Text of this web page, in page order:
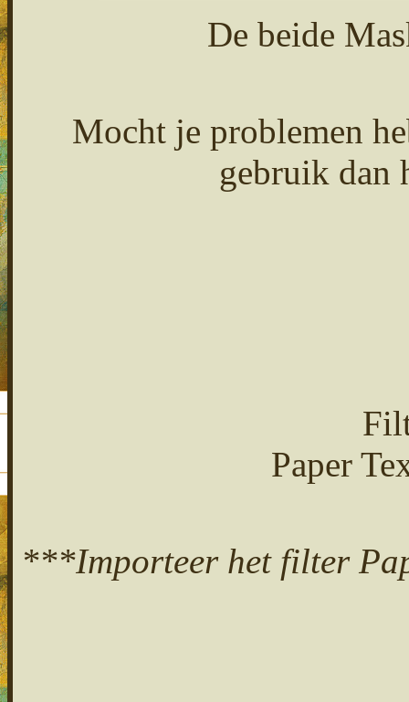
De beide
Mocht je problemen
gebruik dan
Paper
***Importeer het filter